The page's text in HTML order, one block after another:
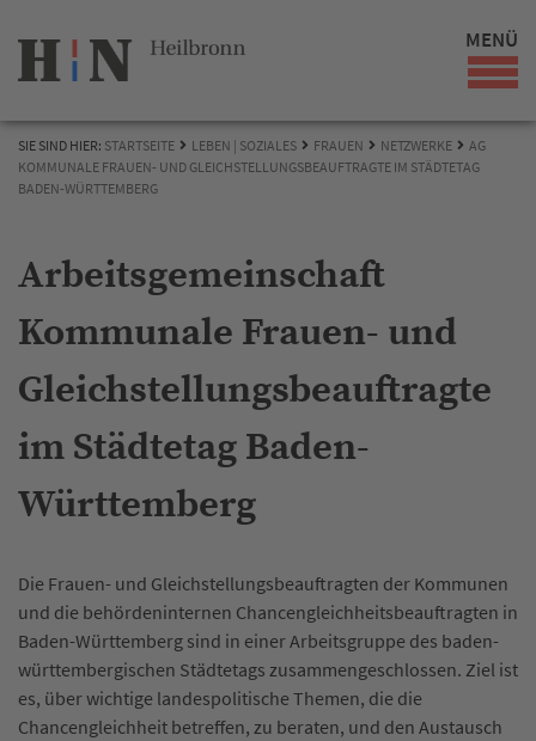
MENÜ
SIE SIND HIER: STARTSEITE LEBEN | SOZIALES FRAUEN NETZWERKE
AG
KOMMUNALE FRAUEN- UND GLEICHSTELLUNGSBEAUFTRAGTE IM STÄDTETAG
BADEN-WÜRTTEMBERG
Arbeitsgemeinschaft
Kommunale Frauen- und
Gleichstellungsbeauftragte
im Städtetag Baden-
Württemberg
Die Frauen- und Gleichstellungsbeauftragten der Kommunen
und die behördeninternen Chancengleichheitsbeauftragten in
Baden-Württemberg sind in einer Arbeitsgruppe des baden-
württembergischen Städtetags zusammengeschlossen. Ziel ist
es, über wichtige landespolitische Themen, die die
Chancengleichheit betreffen, zu beraten, und den Austausch